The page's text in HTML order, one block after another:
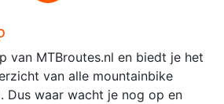
van MTBroutes.nl en biedt je het
van alle mountainbike
Dus waar wacht je nog op en